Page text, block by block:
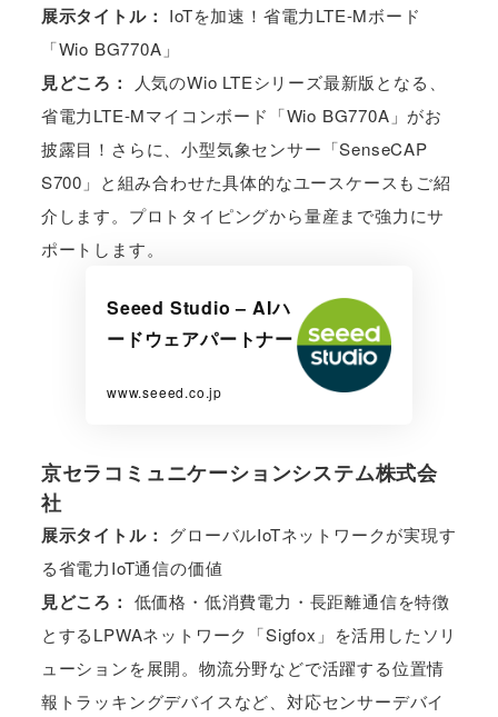
展示タイトル： IoTを加速！省電力LTE-Mボード
「Wio BG770A」
見どころ：
人気のWio LTEシリーズ最新版となる、
省電力LTE-Mマイコンボード「Wio BG770A」がお
披露目！さらに、小型気象センサー「SenseCAP
S700」と組み合わせた具体的なユースケースもご紹
介します。プロトタイピングから量産まで強力にサ
ポートします。
Seeed Studio – AIハ
ードウェアパートナー
www.seeed.co.jp
京セラコミュニケーションシステム株式会
社
展示タイトル： グローバルIoTネットワークが実現す
る省電力IoT通信の価値
見どころ： 低価格・低消費電力・長距離通信を特徴
とするLPWAネットワーク「Sigfox」を活用したソリ
ューションを展開。物流分野などで活躍する位置情
報トラッキングデバイスなど、対応センサーデバイ